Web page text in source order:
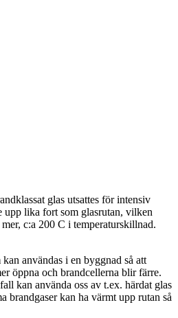
glas utsattes för intensiv
upp lika fort som glasrutan, vilken
c:a 200 C i temperaturskillnad.
användas i en byggnad så att
öppna och brandcellerna blir färre.
kan använda oss av t.ex. härdat glas
brandgaser kan ha värmt upp rutan så